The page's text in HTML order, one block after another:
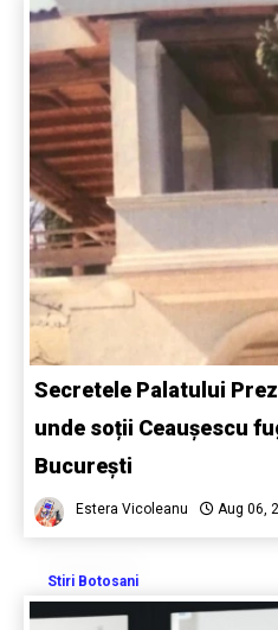
Secretele Palatului
unde soții Ceaușescu
București
Estera Vicoleanu Aug 06,
Stiri Botosani